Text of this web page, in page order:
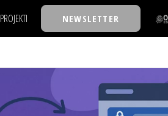
PROJEKTI
TASTY TALKS
30 ISPOD 30
NEWSLETTER
NAJKOLEGA
30 ISPOD 30
BACK TO OFFICE/SCHOOL
BIZBENDOVI